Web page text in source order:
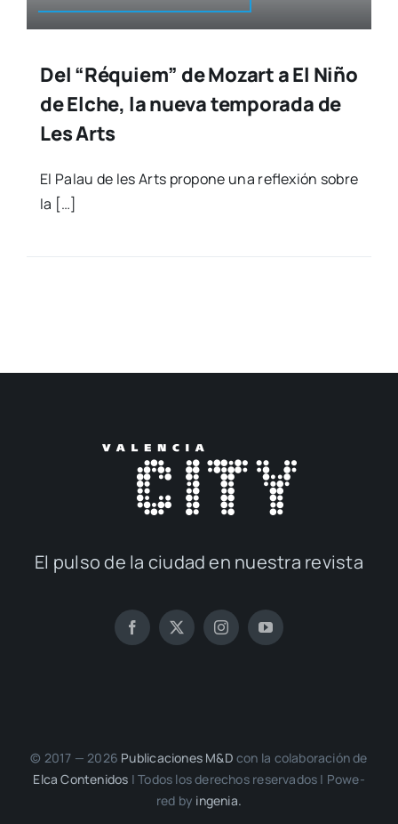
Del “Réquiem” de Mozart a El Niño
de Elche, la nueva temporada de
Les Arts
El Palau de les Arts pro­po­ne una refle­xión sobre
la […]
El pul­so de la ciu­dad en nues­tra revis­ta
© 2017 — 2026 Publi­ca­cio­nes M&D con la cola­bo­ra­ción de
Elca Con­te­ni­dos | Todos los dere­chos reser­va­dos | Powe­
red by inge­nia.